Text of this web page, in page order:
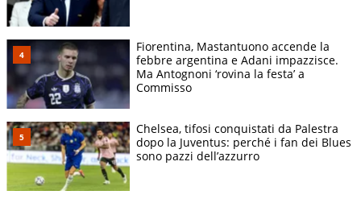
Fiorentina, Mastantuono accende la
febbre argentina e Adani impazzisce.
Ma Antognoni ‘rovina la festa’ a
Commisso
Chelsea, tifosi conquistati da Palestra
dopo la Juventus: perché i fan dei Blues
sono pazzi dell’azzurro